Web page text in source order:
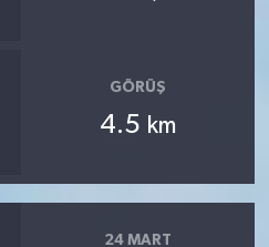
GÖRÜŞ
4.5 km
24 MART